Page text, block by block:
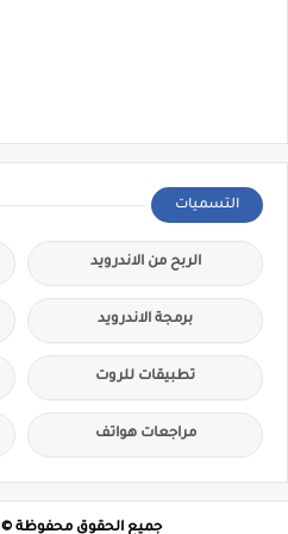
التسميات
الربح من الاندرويد
برمجة الاندرويد
تطبيقات للروت
مراجعات هواتف
جميع الحقوق محفوظة ©